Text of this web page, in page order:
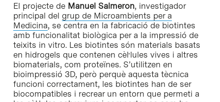
El projecte de Manuel Salmeron, investigador
principal del grup de Microambients per a
Medicina, se centra en la fabricació de biotintes
amb funcionalitat biològica per a la impressió de
teixits in vitro. Les biotintes són materials basats
en hidrogels que contenen cèl·lules vives i altres
biomaterials, com proteïnes. S’utilitzen en
bioimpressió 3D, però perquè aquesta tècnica
funcioni correctament, les biotintes han de ser
biocompatibles i recrear un entorn que permeti a